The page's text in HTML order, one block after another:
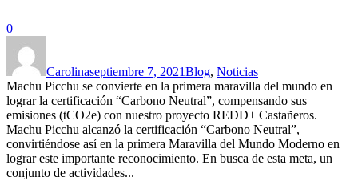
0
Carolinaseptiembre 7, 2021Blog, Noticias
Machu Picchu se convierte en la primera maravilla del mundo en
lograr la certificación “Carbono Neutral”, compensando sus
emisiones (tCO2e) con nuestro proyecto REDD+ Castañeros.
Machu Picchu alcanzó la certificación “Carbono Neutral”,
convirtiéndose así en la primera Maravilla del Mundo Moderno en
lograr este importante reconocimiento. En busca de esta meta, un
conjunto de actividades...